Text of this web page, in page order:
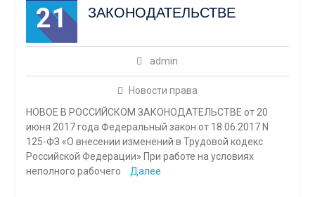
21
ЗАКОНОДАТЕЛЬСТВЕ
admin
Новости права
НОВОЕ В РОССИЙСКОМ ЗАКОНОДАТЕЛЬСТВЕ от 20
июня 2017 года Федеральный закон от 18.06.2017 N
125-ФЗ «О внесении изменений в Трудовой кодекс
Российской Федерации» При работе на условиях
неполного рабочего
Далее